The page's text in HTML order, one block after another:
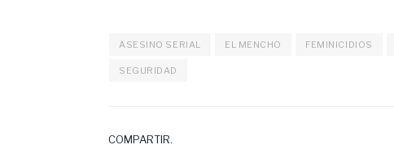
ASESINO SERIAL EL MENCHO FEMINICIDIOS
SEGURIDAD
COMPARTIR.